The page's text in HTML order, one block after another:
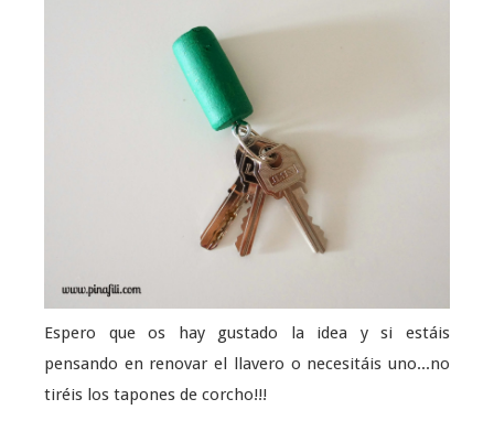
Espero que os hay gustado la idea y si estáis
pensando en renovar el llavero o necesitáis uno...no
tiréis los tapones de corcho!!!